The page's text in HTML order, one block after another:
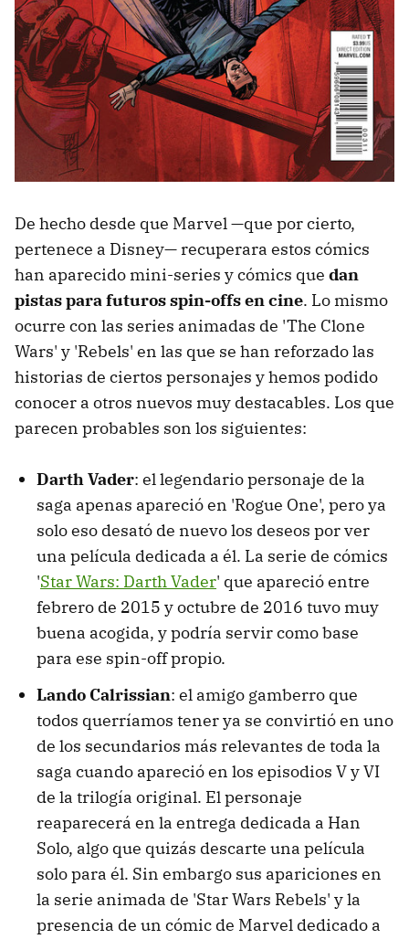
De hecho desde que Marvel —que por cierto,
pertenece a Disney— recuperara estos cómics
han aparecido mini-series y cómics que dan
pistas para futuros spin-offs en cine. Lo mismo
ocurre con las series animadas de 'The Clone
Wars' y 'Rebels' en las que se han reforzado las
historias de ciertos personajes y hemos podido
conocer a otros nuevos muy destacables. Los que
parecen probables son los siguientes:
Darth Vader: el legendario personaje de la
saga apenas apareció en 'Rogue One', pero ya
solo eso desató de nuevo los deseos por ver
una película dedicada a él. La serie de cómics
'Star Wars: Darth Vader' que apareció entre
febrero de 2015 y octubre de 2016 tuvo muy
buena acogida, y podría servir como base
para ese spin-off propio.
Lando Calrissian: el amigo gamberro que
todos querríamos tener ya se convirtió en uno
de los secundarios más relevantes de toda la
saga cuando apareció en los episodios V y VI
de la trilogía original. El personaje
reaparecerá en la entrega dedicada a Han
Solo, algo que quizás descarte una película
solo para él. Sin embargo sus apariciones en
la serie animada de 'Star Wars Rebels' y la
presencia de un cómic de Marvel dedicado a